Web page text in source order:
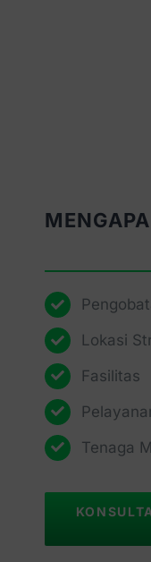
Lokasi
Fasilitas
Tenaga